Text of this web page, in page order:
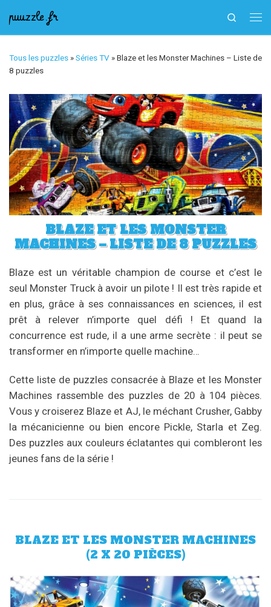
Skip to content
puuzzle.fr
Search
Tous les puzzles » Séries TV » Blaze et les Monster Machines – Liste de
8 puzzles
BLAZE ET LES MONSTER
MACHINES – LISTE DE 8 PUZZLES
Blaze est un véritable champion de course et c’est le
seul Monster Truck à avoir un pilote ! Il est très rapide et
en plus, grâce à ses connaissances en sciences, il est
prêt à relever n’importe quel défi ! Et quand la
concurrence est rude, il a une arme secrète : il peut se
transformer en n’importe quelle machine…
Cette liste de puzzles consacrée à Blaze et les Monster
Machines rassemble des puzzles de 20 à 104 pièces.
Vous y croiserez Blaze et AJ, le méchant Crusher, Gabby
la mécanicienne ou bien encore Pickle, Starla et Zeg.
Des puzzles aux couleurs éclatantes qui combleront les
jeunes fans de la série !
BLAZE ET LES MONSTER MACHINES
(2 X 20 PIÈCES)